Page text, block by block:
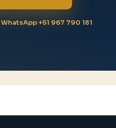
WhatsApp +51 967 790 181